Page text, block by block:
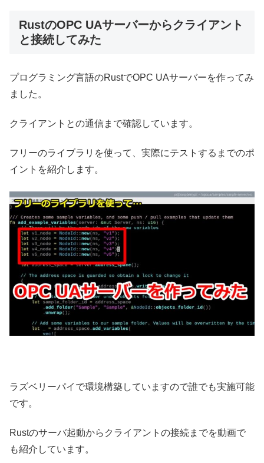
RustのOPC UAサーバーからクライアント
と接続してみた
プログラミング言語のRustでOPC UAサーバーを作ってみ
ました。
クライアントとの通信まで確認しています。
フリーのライブラリを使って、実際にテストするまでのポ
イントを紹介します。
ラズベリーパイで環境構築していますので誰でも実施可能
です。
Rustのサーバ起動からクライアントの接続までを動画で
も紹介しています。